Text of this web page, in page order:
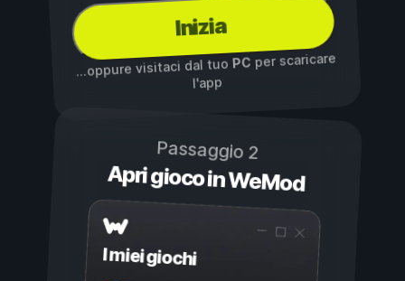
Inizia
...oppure visitaci dal tuoPC per scaricare
l'app
Passaggio 2
Apri gioco in WeMod
I miei giochi